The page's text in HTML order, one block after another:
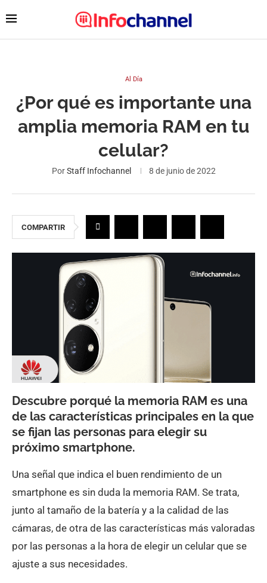
Al Día
¿Por qué es importante una
amplia memoria RAM en tu
celular?
PorStaff Infochannel 8 de junio de 2022
COMPARTIR
Descubre porqué la memoria RAM es una
de las características principales en la que
se fijan las personas para elegir su
próximo smartphone.
Una señal que indica el buen rendimiento de un
smartphone es sin duda la memoria RAM. Se trata,
junto al tamaño de la batería y a la calidad de las
cámaras, de otra de las características más valoradas
por las personas a la hora de elegir un celular que se
ajuste a sus necesidades.